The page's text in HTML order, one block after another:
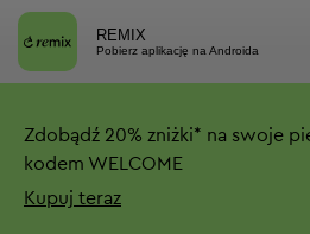
REMIX
Pobierz aplikację na Androida
Zdobądź 20% zniżki* na swoje
kodem WELCOME
Kupuj teraz